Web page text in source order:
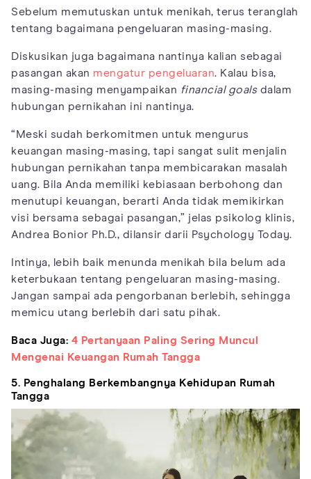
Sebelum memutuskan untuk menikah, terus teranglah
tentang bagaimana pengeluaran masing-masing.
Diskusikan juga bagaimana nantinya kalian sebagai
pasangan akan mengatur pengeluaran. Kalau bisa,
masing-masing menyampaikan financial goalsdalam
hubungan pernikahan ini nantinya.
“Meski sudah berkomitmen untuk mengurus
keuangan masing-masing, tapi sangat sulit menjalin
hubungan pernikahan tanpa membicarakan masalah
uang. Bila Anda memiliki kebiasaan berbohong dan
menutupi keuangan, berarti Anda tidak memikirkan
visi bersama sebagai pasangan,” jelas psikolog klinis,
Andrea Bonior Ph.D., dilansir darii Psychology Today.
Intinya, lebih baik menunda menikah bila belum ada
keterbukaan tentang pengeluaran masing-masing.
Jangan sampai ada pengorbanan berlebih, sehingga
memicu utang berlebih dari satu pihak.
Baca Juga: 4 Pertanyaan Paling Sering Muncul
Mengenai Keuangan Rumah Tangga
5. Penghalang Berkembangnya Kehidupan Rumah
Tangga